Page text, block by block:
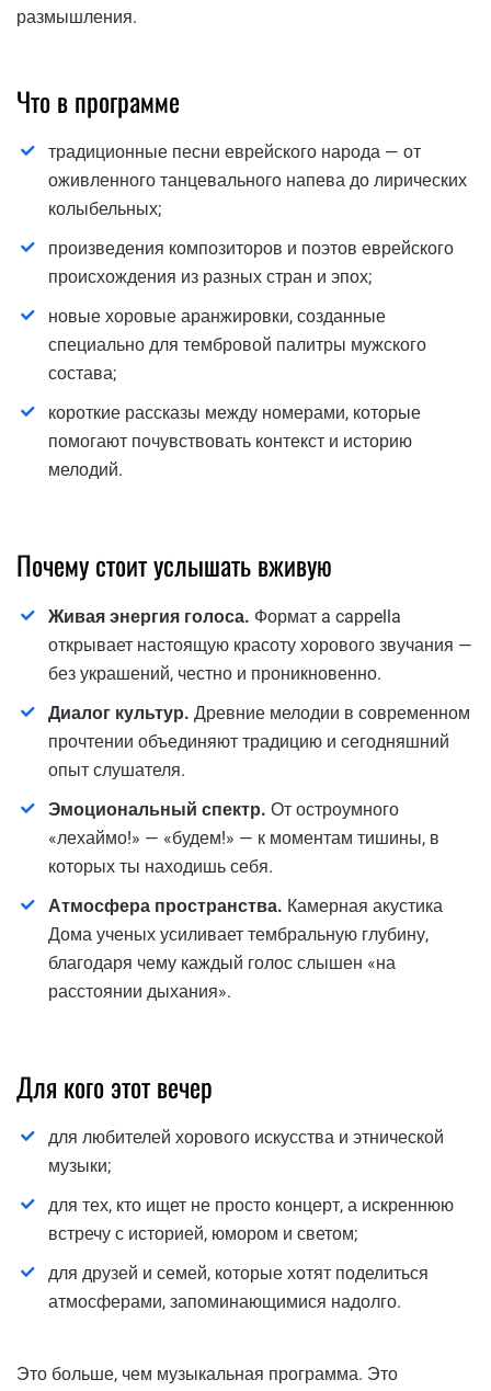
размышления.
Что в программе
традиционные песни еврейского народа — от
оживленного танцевального напева до лирических
колыбельных;
произведения композиторов и поэтов еврейского
происхождения из разных стран и эпох;
новые хоровые аранжировки, созданные
специально для тембровой палитры мужского
состава;
короткие рассказы между номерами, которые
помогают почувствовать контекст и историю
мелодий.
Почему стоит услышать вживую
Живая энергия голоса. Формат a cappella
открывает настоящую красоту хорового звучания —
без украшений, честно и проникновенно.
Диалог культур. Древние мелодии в современном
прочтении объединяют традицию и сегодняшний
опыт слушателя.
Эмоциональный спектр. От остроумного
«лехаймо!» — «будем!» — к моментам тишины, в
которых ты находишь себя.
Атмосфера пространства. Камерная акустика
Дома ученых усиливает тембральную глубину,
благодаря чему каждый голос слышен «на
расстоянии дыхания».
Для кого этот вечер
для любителей хорового искусства и этнической
музыки;
для тех, кто ищет не просто концерт, а искреннюю
встречу с историей, юмором и светом;
для друзей и семей, которые хотят поделиться
атмосферами, запоминающимися надолго.
Это больше, чем музыкальная программа. Это